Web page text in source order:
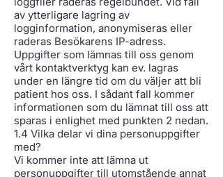
av ytterligare lagring av
logginformation, anonymiseras eller
raderas Besökarens IP-adress.
Uppgifter som lämnas till oss genom
vårt kontaktverktyg kan ev. lagras
under en längre tid om du väljer att bli
patient hos oss. I sådant fall kommer
informationen som du lämnat till oss att
sparas i enlighet med punkten 2 nedan.
1.4 Vilka delar vi dina personuppgifter
med?
Vi kommer inte att lämna ut
personuppgifter till utomstående annat